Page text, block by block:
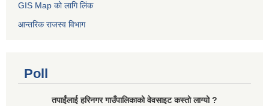
GIS Map को लागि लिंक
आन्तरिक राजस्व विभाग
Poll
तपाईंलाई हरिनगर गाउँपालिकाको वेवसाइट कस्तो लाग्यो ?